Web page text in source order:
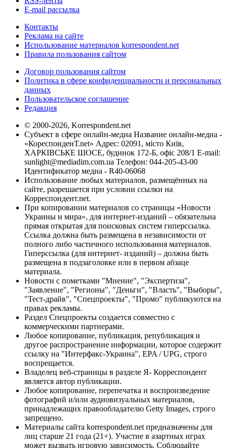
E-mail рассылка
Контакты
Реклама на сайте
Использование материалов korrespondent.net
Правила пользования сайтом
Договор пользования сайтом
Политика в сфере конфиденциальности и персональных
данных
Пользовательское соглашение
Редакция
© 2000-2026, Korrespondent.net
Субъект в сфере онлайн-медиа Название онлайн-медиа -
«КореспонденТ.net» Адрес: 02091, місто Київ,
ХАРКІВСЬКЕ ШОСЕ, будинок 172-Б, офіс 208/1 E-mail:
sunlight@mediadim.com.ua Телефон: 044-205-43-00
Идентификатор медиа - R40-06068
Использование любых материалов, размещённых на
сайте, разрешается при условии ссылки на
Корреспондент.net.
При копировании материалов со страницы «Новости
Украины и мира», для интернет-изданий – обязательна
прямая открытая для поисковых систем гиперссылка.
Ссылка должна быть размещена в независимости от
полного либо частичного использования материалов.
Гиперссылка (для интернет- изданий) – должна быть
размещена в подзаголовке или в первом абзаце
материала.
Новости с пометками "Мнение", "Экспертиза",
"Заявление", "Регионы", "Деньги", "Власть", "Выборы",
"Тест-драйв", "Спецпроекты", "Промо" публикуются на
правах рекламы.
Раздел Спецпроекты создается совместно с
коммерческими партнерами.
Любое копирование, публикация, републикация и
другое распространение информации, которое содержит
ссылку на "Интерфакс-Украина", EPA / UPG, строго
воспрещается.
Владелец веб-страницы в разделе Я- Корреспондент
является автор публикации.
Любое копирование, перепечатка и воспроизведение
фотографий и/или аудиовизуальных материалов,
принадлежащих правообладателю Getty Images, строго
запрещено.
Материалы сайта korrespondent.net предназначены для
лиц старше 21 года (21+). Участие в азартных играх
может вызвать игровую зависимость. Соблюдайте